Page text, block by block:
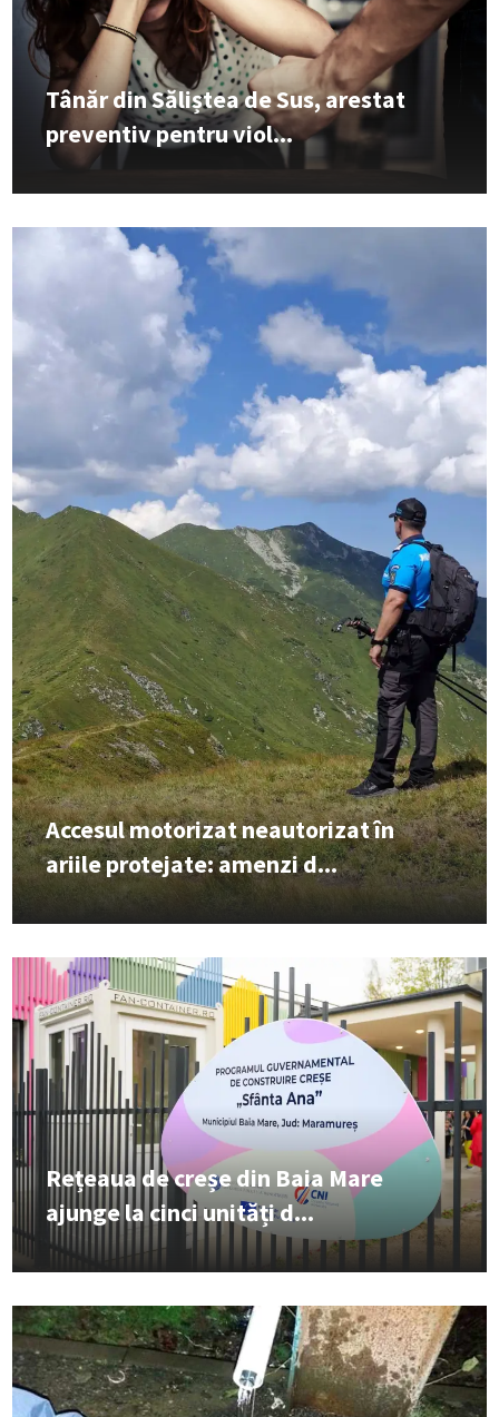
Tânăr din Săliștea de Sus, arestat
preventiv pentru viol...
Accesul motorizat neautorizat în
ariile protejate: amenzi d...
Rețeaua de creșe din Baia Mare
ajunge la cinci unități d...